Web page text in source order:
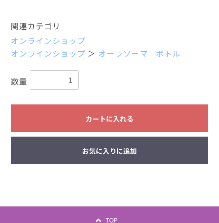
関連カテゴリ
オンラインショップ
オンラインショップ ＞ オーラソーマ ボトル
数量
カートに入れる
お気に入りに追加
TOP